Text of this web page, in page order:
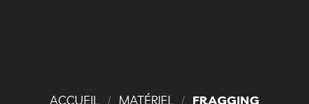
ACCUEIL / MATÉRIEL / FRAGGING